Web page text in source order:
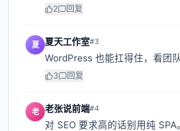
2 回复
夏 夏天工作室#3
WordPress 也能扛得住，看团
3 回复
老 老张说前端#4
对 SEO 要求高的话别用纯 SPA。